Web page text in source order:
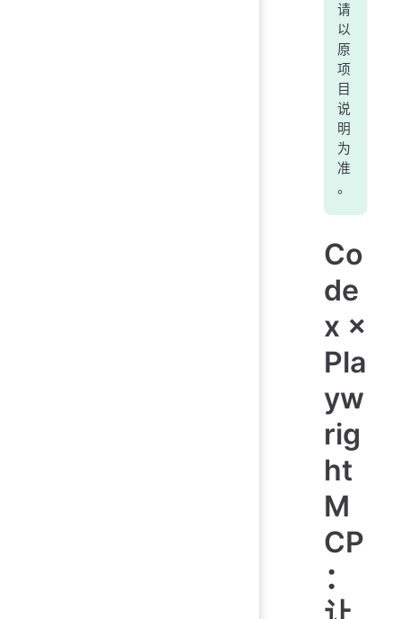
请
以
原
项
目
说
明
为
准
。
Co
de
x ×
Pla
yw
rig
ht
M
CP
：